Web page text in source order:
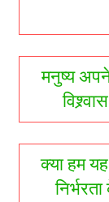
मनुष्‍य अपने
क्या हम